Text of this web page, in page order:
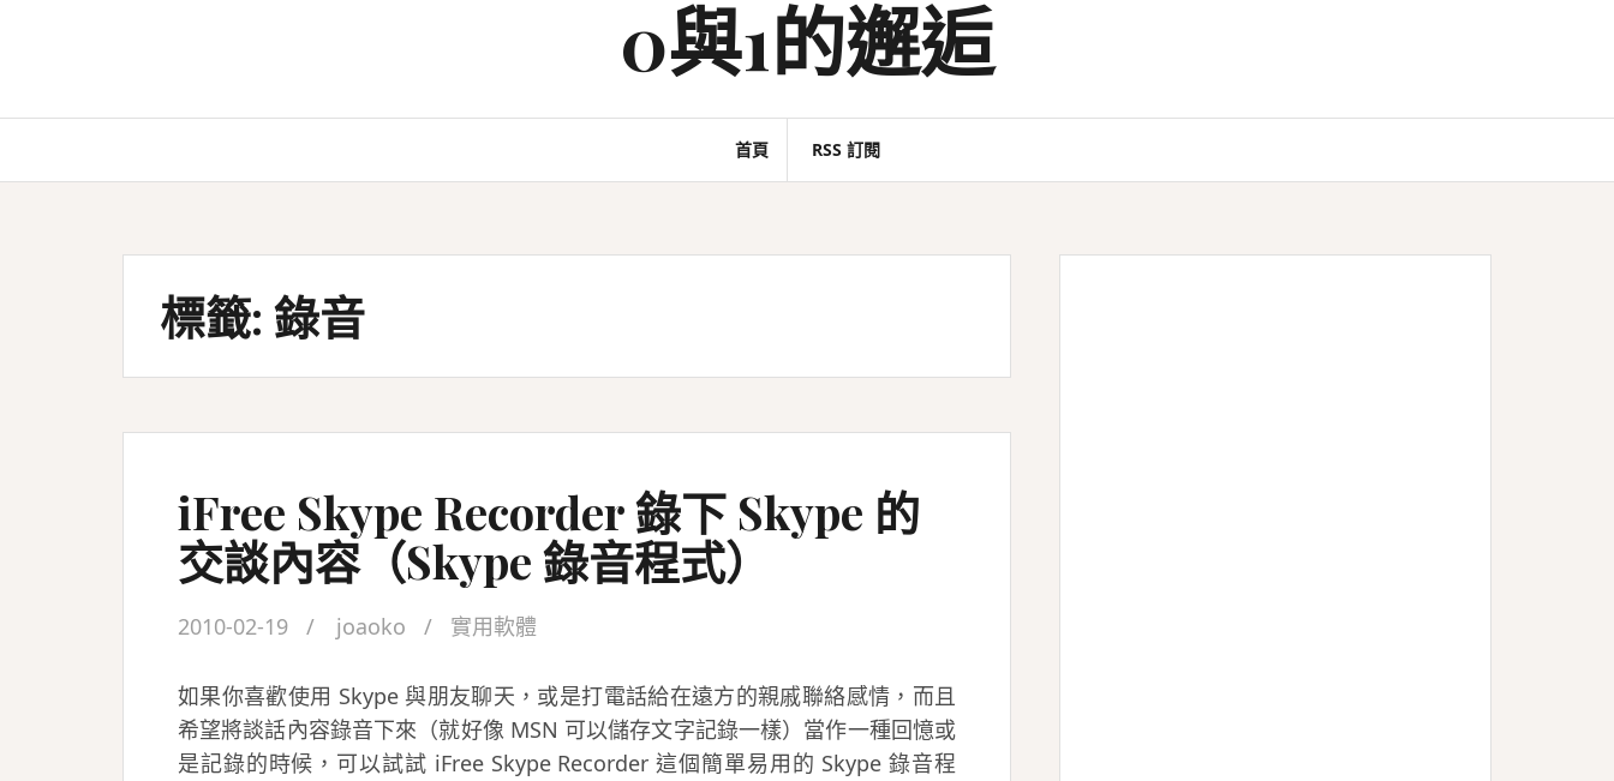
0與1的邂逅
首頁 RSS 訂閱
標籤: 錄音
iFree Skype Recorder 錄下 Skype 的
交談內容（Skype 錄音程式）
2010-02-19 joaoko 實用軟體
如果你喜歡使用 Skype 與朋友聊天，或是打電話給在遠方的親戚聯絡感情，而且
希望將談話內容錄音下來（就好像 MSN 可以儲存文字記錄一樣）當作一種回憶或
是記錄的時候，可以試試 iFree Skype Recorder 這個簡單易用的 Skype 錄音程